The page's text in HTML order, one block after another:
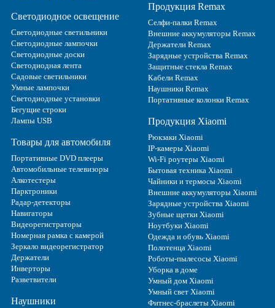
Светодиодное освещение
Светодиодные светильники
Светодиодные лампочки
Светодиодные доски
Светодиодная лента
Садовые светильники
Умные лампочки
Светодиодные установки
Бегущие строки
Лампы USB
Товары для автомобиля
Портативные DVD плееры
Автомобильные телевизоры
Алкотестеры
Парктроники
Радар-детекторы
Навигаторы
Видеорегистраторы
Номерная рамка с камерой
Зеркало видеорегистратор
Держатели
Инверторы
Разветвители
Наушники
Продукция Remax
Селфи-палки Remax
Внешние аккумуляторы Remax
Держатели Remax
Зарядные устройства Remax
Защитные стекла Remax
Кабели Remax
Наушники Remax
Портативные колонки Remax
Продукция Xiaomi
Рюкзаки Xiaomi
IP-камеры Xiaomi
Wi-Fi роутеры Xiaomi
Бытовая техника Xiaomi
Чайники и термосы Xiaomi
Внешние аккумуляторы Xiaomi
Зарядные устройства Xiaomi
Зубные щетки Xiaomi
Ноутбуки Xiaomi
Одежда и обувь Xiaomi
Полотенца Xiaomi
Роботы-пылесосы Xiaomi
Уборка в доме
Умный дом Xiaomi
Умный свет Xiaomi
Фитнес-браслеты Xiaomi